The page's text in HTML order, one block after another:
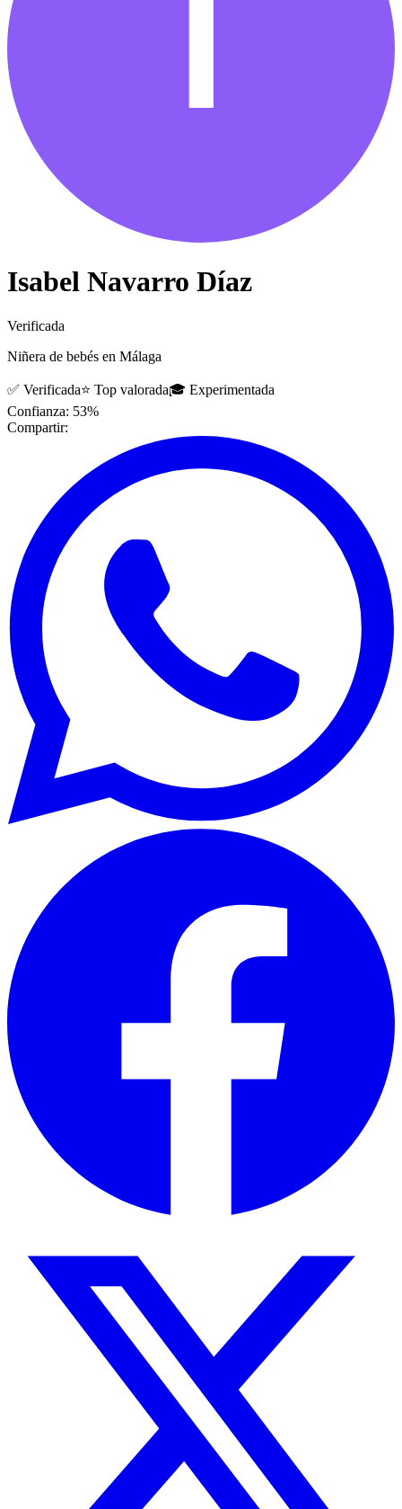
Isabel Navarro Díaz
Verificada
Niñera de bebés en Málaga
✅ Verificada⭐ Top valorada🎓 Experimentada
Confianza: 53%
Compartir: